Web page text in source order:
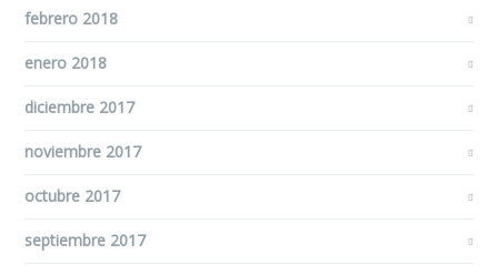
febrero 2018
enero 2018
diciembre 2017
noviembre 2017
octubre 2017
septiembre 2017